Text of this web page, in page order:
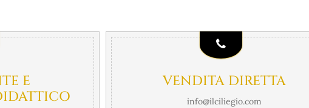
E
VENDITA DIRETTA
info@ilciliegio.com